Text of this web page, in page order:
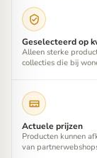
Geselecteerd op
Alleen sterke
collecties die bij
Actuele prijzen
Producten kunnen
van